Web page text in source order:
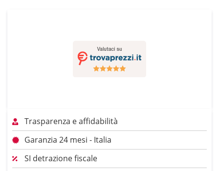
Trasparenza e affidabilità
Garanzia 24 mesi - Italia
SI detrazione fiscale